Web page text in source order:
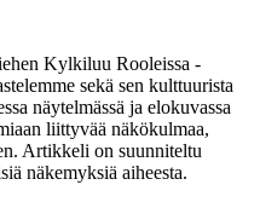
Kylkiluu Rooleissa -
sekä sen kulttuurista
näytelmässä ja elokuvassa
liittyvää näkökulmaa,
Artikkeli on suunniteltu
näkemyksiä aiheesta.